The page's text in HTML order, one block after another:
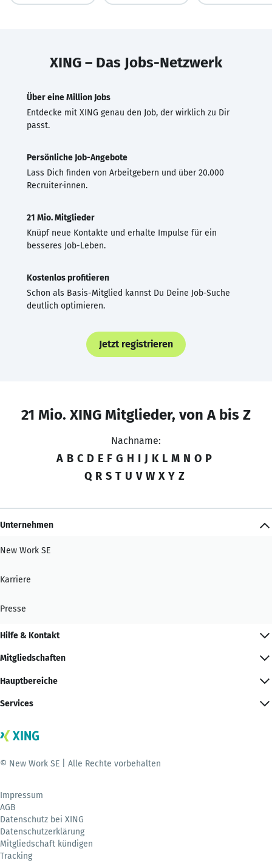
XING – Das Jobs-Netzwerk
Über eine Million Jobs
Entdecke mit XING genau den Job, der wirklich zu Dir
passt.
Persönliche Job-Angebote
Lass Dich finden von Arbeitgebern und über 20.000
Recruiter·innen.
21 Mio. Mitglieder
Knüpf neue Kontakte und erhalte Impulse für ein
besseres Job-Leben.
Kostenlos profitieren
Schon als Basis-Mitglied kannst Du Deine Job-Suche
deutlich optimieren.
Jetzt registrieren
21 Mio. XING Mitglieder, von A bis Z
Nachname:
A B C D E F G H I J K L M N O P
Q R S T U V W X Y Z
Unternehmen
New Work SE
Karriere
Presse
Hilfe & Kontakt
Mitgliedschaften
Hauptbereiche
Services
© New Work SE | Alle Rechte vorbehalten
Impressum
AGB
Datenschutz bei XING
Datenschutzerklärung
Mitgliedschaft kündigen
Tracking